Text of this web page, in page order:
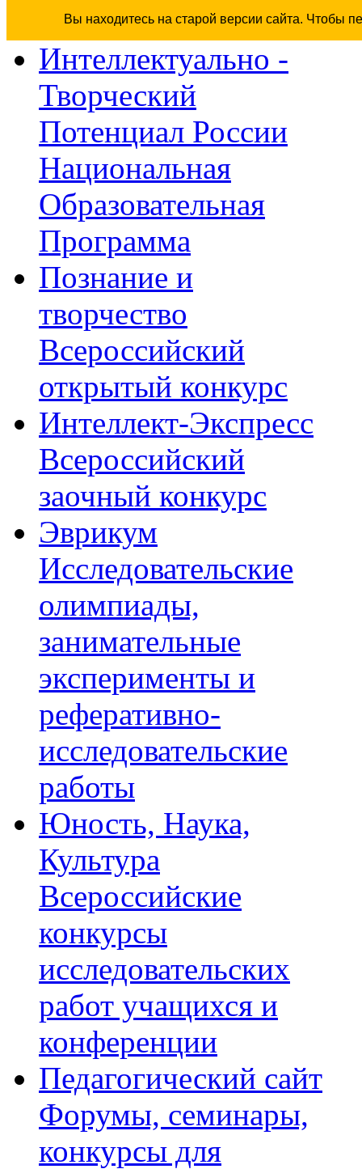
Вы находитесь на старой версии сайта. Чтобы
Интеллектуально -
Творческий
Потенциал России
Национальная
Образовательная
Программа
Познание и
творчество
Всероссийский
открытый конкурс
Интеллект-Экспресс
Всероссийский
заочный конкурс
Эврикум
Исследовательские
олимпиады,
занимательные
эксперименты и
реферативно-
исследовательские
работы
Юность, Наука,
Культура
Всероссийские
конкурсы
исследовательских
работ учащихся и
конференции
Педагогический сайт
Форумы, семинары,
конкурсы для